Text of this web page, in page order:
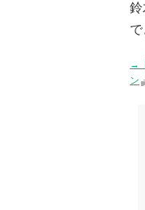
鈴
で
→
ン